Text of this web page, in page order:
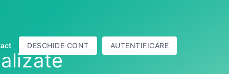
DESCHIDE CONT AUTENTIFICARE